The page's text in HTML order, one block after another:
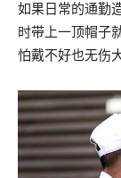
如果日常的通勤
时带上一顶帽子
怕戴不好也无伤